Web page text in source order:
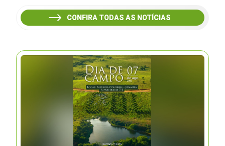
CONFIRA TODAS AS NOTÍCIAS